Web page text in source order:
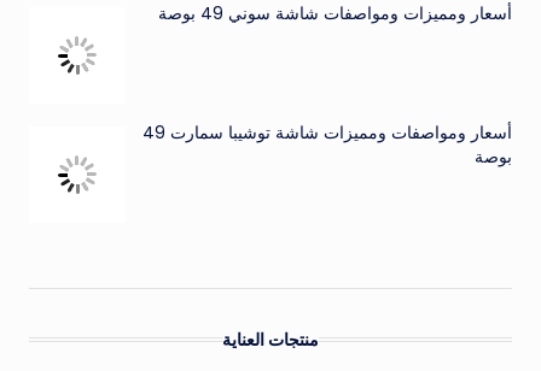
أسعار ومميزات ومواصفات شاشة سوني 49 بوصة
أسعار ومواصفات ومميزات شاشة توشيبا سمارت 49
بوصة
منتجات العناية